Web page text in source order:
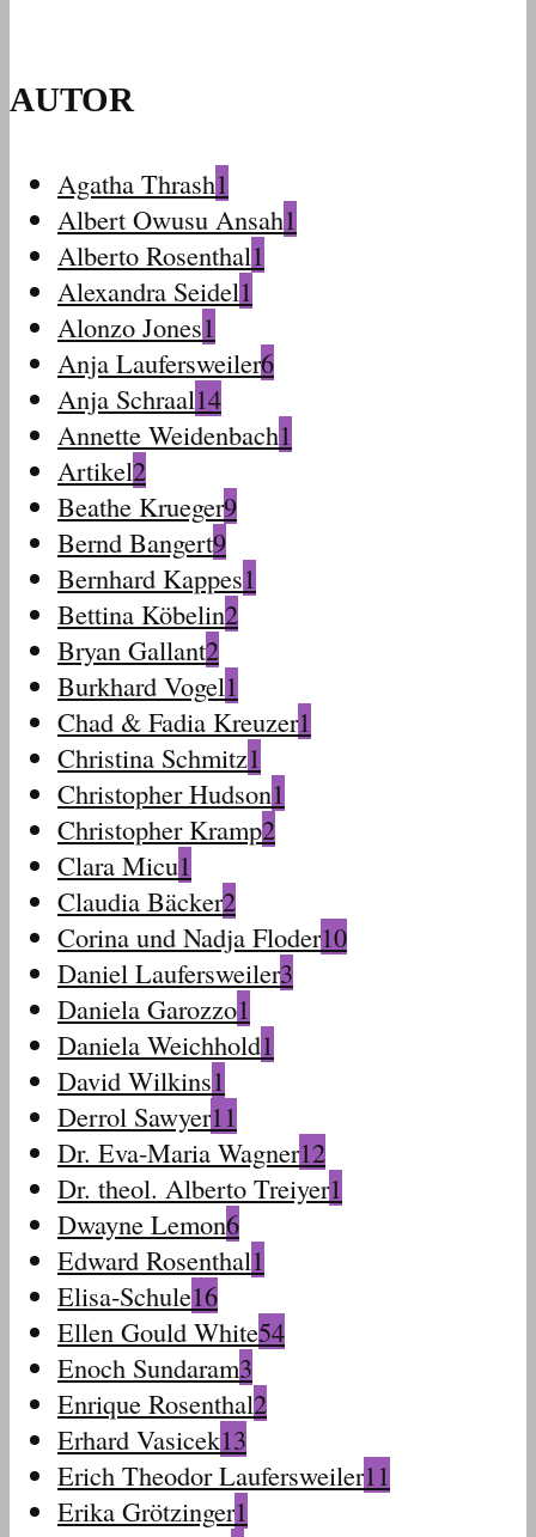
AUTOR
Agatha Thrash1
Albert Owusu Ansah1
Alberto Rosenthal1
Alexandra Seidel1
Alonzo Jones1
Anja Laufersweiler6
Anja Schraal14
Annette Weidenbach1
Artikel2
Beathe Krueger9
Bernd Bangert9
Bernhard Kappes1
Bettina Köbelin2
Bryan Gallant2
Burkhard Vogel1
Chad & Fadia Kreuzer1
Christina Schmitz1
Christopher Hudson1
Christopher Kramp2
Clara Micu1
Claudia Bäcker2
Corina und Nadja Floder10
Daniel Laufersweiler3
Daniela Garozzo1
Daniela Weichhold1
David Wilkins1
Derrol Sawyer11
Dr. Eva-Maria Wagner12
Dr. theol. Alberto Treiyer1
Dwayne Lemon6
Edward Rosenthal1
Elisa-Schule16
Ellen Gould White54
Enoch Sundaram3
Enrique Rosenthal2
Erhard Vasicek13
Erich Theodor Laufersweiler11
Erika Grötzinger1